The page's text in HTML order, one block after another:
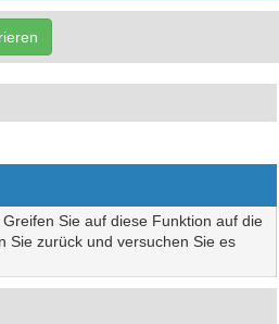
Sie auf diese Funktion auf die
Sie zurück und versuchen Sie es